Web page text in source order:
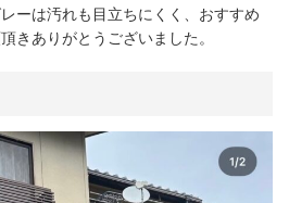
ーは汚れも目立ちにくく、おすすめ
きありがとうございました。